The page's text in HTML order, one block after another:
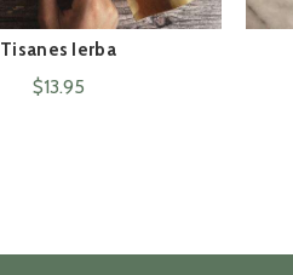
ACHAT RAPIDE
Tisanes Ierba
$13.95